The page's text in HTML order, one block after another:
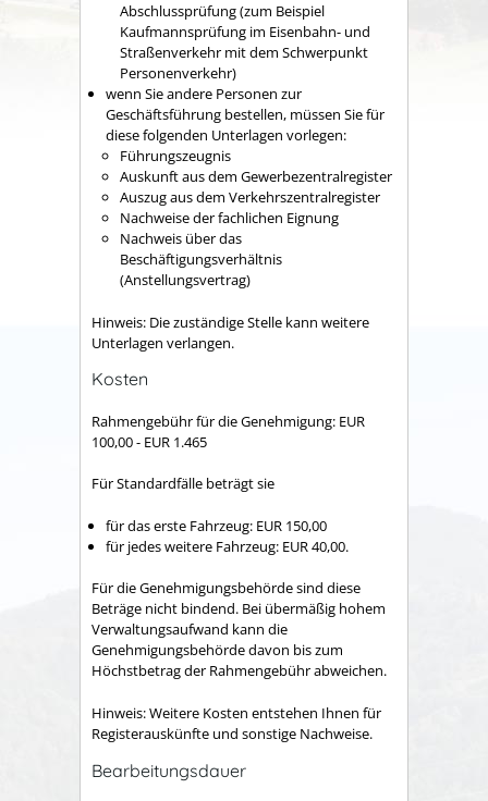
Abschlussprüfung (zum Beispiel
Kaufmannsprüfung im Eisenbahn- und
Straßenverkehr mit dem Schwerpunkt
Personenverkehr)
wenn Sie andere Personen zur
Geschäftsführung bestellen, müssen Sie für
diese folgenden Unterlagen vorlegen:
Führungszeugnis
Auskunft aus dem Gewerbezentralregister
Auszug aus dem Verkehrszentralregister
Nachweise der fachlichen Eignung
Nachweis über das
Beschäftigungsverhältnis
(Anstellungsvertrag)
Hinweis: Die zuständige Stelle kann weitere
Unterlagen verlangen.
Kosten
Rahmengebühr für die Genehmigung: EUR
100,00 - EUR 1.465
Für Standardfälle beträgt sie
für das erste Fahrzeug: EUR 150,00
für jedes weitere Fahrzeug: EUR 40,00.
Für die Genehmigungsbehörde sind diese
Beträge nicht bindend. Bei übermäßig hohem
Verwaltungsaufwand kann die
Genehmigungsbehörde davon bis zum
Höchstbetrag der Rahmengebühr abweichen.
Hinweis: Weitere Kosten entstehen Ihnen für
Registerauskünfte und sonstige Nachweise.
Bearbeitungsdauer